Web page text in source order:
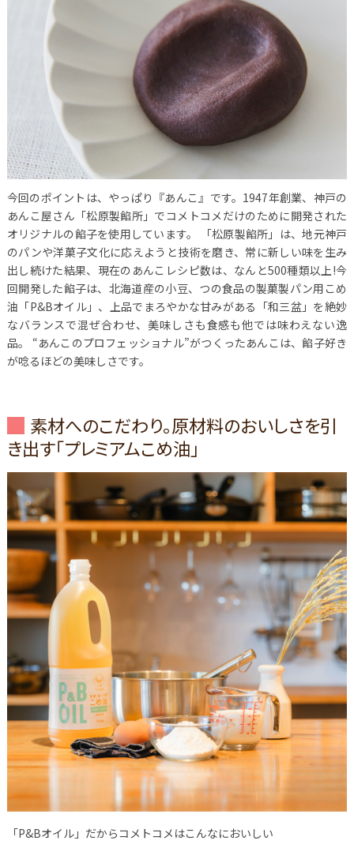
今回のポイントは、やっぱり『あんこ』です。1947年創業、神戸の
あんこ屋さん「松原製餡所」でコメトコメだけのために開発された
オリジナルの餡子を使用しています。
「松原製餡所」は、地元神戸
のパンや洋菓子文化に応えようと技術を磨き、常に新しい味を生み
出し続けた結果、現在のあんこレシピ数は、なんと500種類以上!今
回開発した餡子は、北海道産の小豆、つの食品の製菓製パン用こめ
油「P&Bオイル」、上品でまろやかな甘みがある「和三盆」を絶妙
なバランスで混ぜ合わせ、美味しさも食感も他では味わえない逸
品。 “あんこのプロフェッショナル”がつくったあんこは、餡子好き
が唸るほどの美味しさです。
素材へのこだわり。原材料のおいしさを引
き出す「プレミアムこめ油」
「P&Bオイル」だからコメトコメはこんなにおいしい